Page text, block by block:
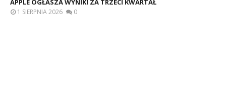
APPLE OGŁASZA WYNIKI ZA TRZECI KWARTAŁ
1 SIERPNIA 2026 0